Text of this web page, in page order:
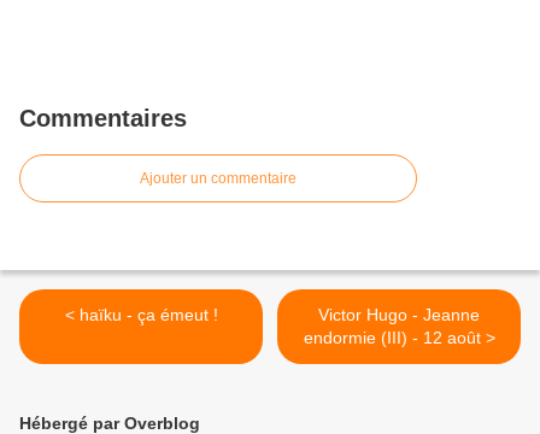
Commentaires
Ajouter un commentaire
< haïku - ça émeut !
Victor Hugo - Jeanne
endormie (III) - 12 août >
Hébergé par Overblog